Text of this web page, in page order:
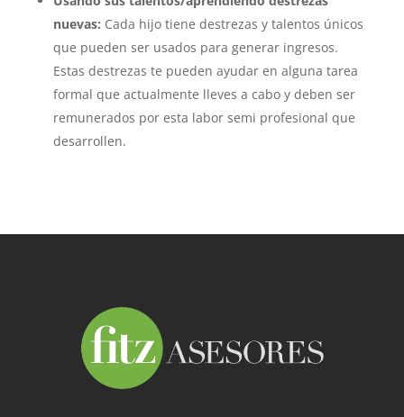
nuevas: Cada hijo tiene destrezas y talentos únicos
que pueden ser usados para generar ingresos.
Estas destrezas te pueden ayudar en alguna tarea
formal que actualmente lleves a cabo y deben ser
remunerados por esta labor semi profesional que
desarrollen.